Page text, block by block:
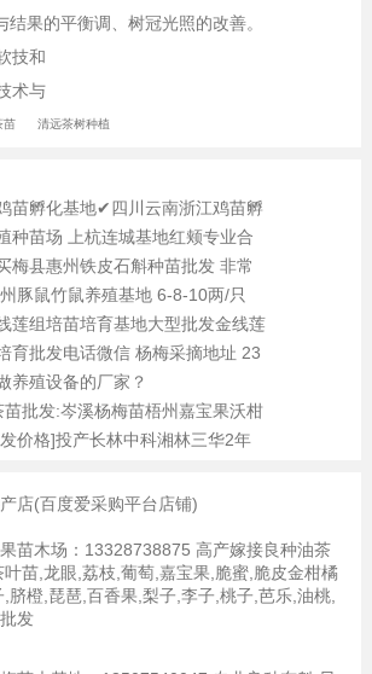
果的平衡调、树冠光照的改善。
苗 清远茶树种植
苗孵化基地✔四川云南浙江鸡苗孵
种苗场 上杭连城基地红颊专业合
梅县惠州铁皮石斛种苗批发 非常
豚鼠竹鼠养殖基地 6-8-10两/只
莲组培苗培育基地大型批发金线莲
育批发电话微信 杨梅采摘地址 23
养殖设备的厂家？
批发:岑溪杨梅苗梧州嘉宝果沃柑
价格]投产长林中科湘林三华2年
店(百度爱采购平台店铺)
苗木场： 13328738875 高产嫁接良种油茶
叶苗,龙眼,荔枝,葡萄,嘉宝果,脆蜜,脆皮金柑橘
,脐橙,琵琶,百香果,梨子,李子,桃子,芭乐,油桃,
发